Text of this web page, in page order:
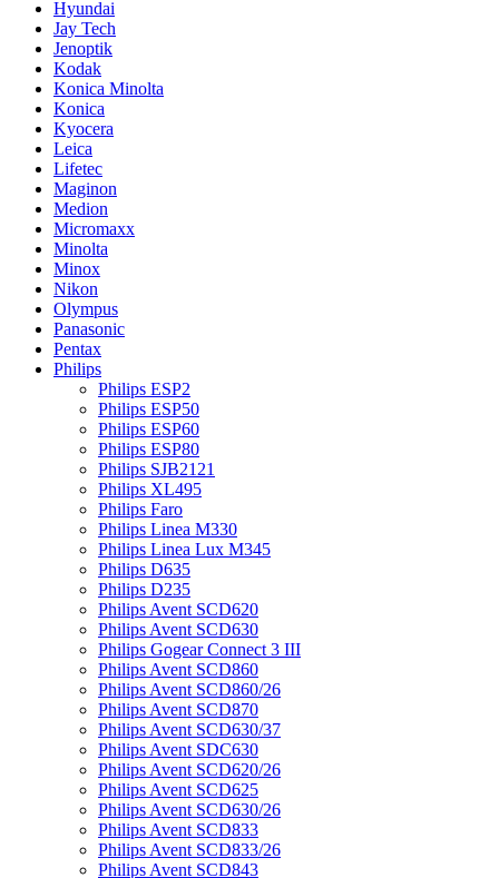
Hyundai
Jay Tech
Jenoptik
Kodak
Konica Minolta
Konica
Kyocera
Leica
Lifetec
Maginon
Medion
Micromaxx
Minolta
Minox
Nikon
Olympus
Panasonic
Pentax
Philips
Philips ESP2
Philips ESP50
Philips ESP60
Philips ESP80
Philips SJB2121
Philips XL495
Philips Faro
Philips Linea M330
Philips Linea Lux M345
Philips D635
Philips D235
Philips Avent SCD620
Philips Avent SCD630
Philips Gogear Connect 3 III
Philips Avent SCD860
Philips Avent SCD860/26
Philips Avent SCD870
Philips Avent SCD630/37
Philips Avent SDC630
Philips Avent SCD620/26
Philips Avent SCD625
Philips Avent SCD630/26
Philips Avent SCD833
Philips Avent SCD833/26
Philips Avent SCD843